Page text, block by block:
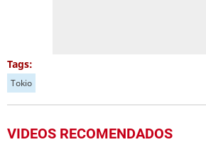
Tags:
Tokio
VIDEOS RECOMENDADOS